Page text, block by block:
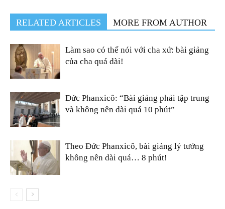
RELATED ARTICLES MORE FROM AUTHOR
Làm sao có thể nói với cha xứ: bài giảng
của cha quá dài!
Đức Phanxicô: “Bài giảng phải tập trung
và không nên dài quá 10 phút”
Theo Đức Phanxicô, bài giảng lý tưởng
không nên dài quá… 8 phút!